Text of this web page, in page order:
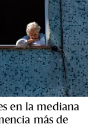
en la mediana
más de